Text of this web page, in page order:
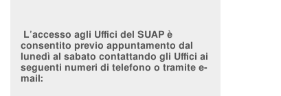
L’accesso agli Uffici del SUAP è
consentito previo appuntamento dal
lunedì al sabato contattando gli Uffici ai
seguenti numeri di telefono o tramite e-
mail: